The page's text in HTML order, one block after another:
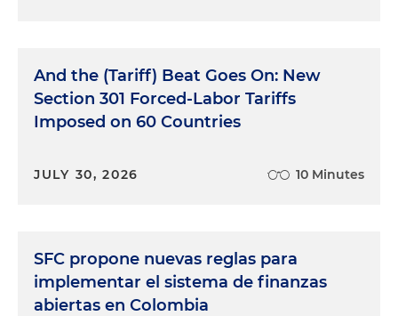
And the (Tariff) Beat Goes On: New
Section 301 Forced-Labor Tariffs
Imposed on 60 Countries
JULY 30, 2026 10 Minutes
SFC propone nuevas reglas para
implementar el sistema de finanzas
abiertas en Colombia